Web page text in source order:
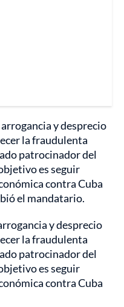
arrogancia y desprecio
la fraudulenta
patrocinador del
es seguir
contra Cuba
el mandatario.
y desprecio
la fraudulenta
patrocinador del
es seguir
contra Cuba